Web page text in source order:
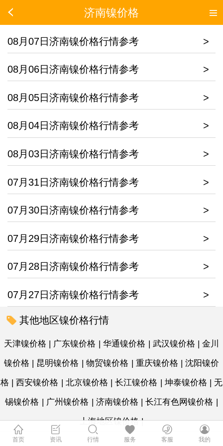
济南镍价格
08月07日济南镍价格行情参考 >
08月06日济南镍价格行情参考 >
08月05日济南镍价格行情参考 >
08月04日济南镍价格行情参考 >
08月03日济南镍价格行情参考 >
07月31日济南镍价格行情参考 >
07月30日济南镍价格行情参考 >
07月29日济南镍价格行情参考 >
07月28日济南镍价格行情参考 >
07月27日济南镍价格行情参考 >
其他地区镍价格行情
天津镍价格 | 广东镍价格 | 华通镍价格 | 武汉镍价格 | 金川
镍价格 | 昆明镍价格 | 物贸镍价格 | 重庆镍价格 | 沈阳镍价
格 | 西安镍价格 | 北京镍价格 | 长江镍价格 | 坤泰镍价格 | 无
锡镍价格 | 广州镍价格 | 济南镍价格 | 长江有色网镍价格 |
上海地区镍价格 |
首页 资讯 行情 服务 客服 我的